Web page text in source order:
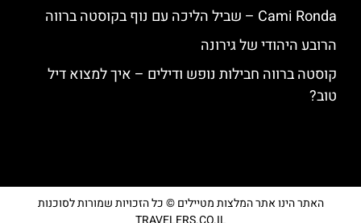
‪‪Cami Ronda‬‬ – שביל הליכה עם נוף בקוסטה ברווה
הרובע היהודי של גירונה
קוסטה ברווה חבילות נופש ודילים – איך למצוא דיל
טוב?
האתר הינו אתר המלצות מטיילים © כל הזכויות שמורות לסוכנות